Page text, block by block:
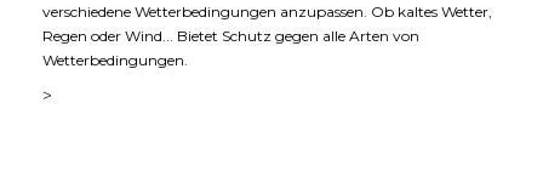
verschiedene Wetterbedingungen anzupassen. Ob kaltes Wetter,
Regen oder Wind... Bietet Schutz gegen alle Arten von
Wetterbedingungen.
>